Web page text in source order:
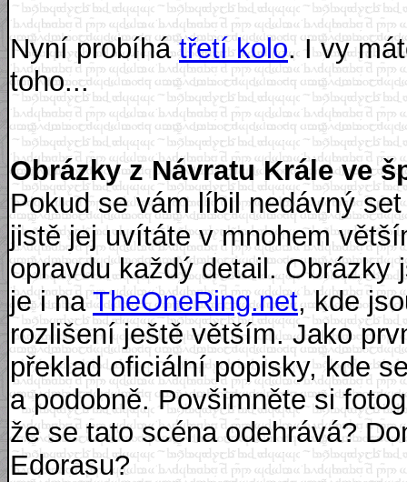
Nyní probíhátřetí kolo. I vy
toho...
Obrázky z Návratu Krále ve
Pokud se vám líbil nedávný
jistě jej uvítáte v mnohem
opravdu každý detail. Obrázky
je i naTheOneRing.net, kde
rozlišení ještě větším. Jako
překlad oficiální popisky, kde
a podobně. Povšimněte si
že se tato scéna odehrává?
Edorasu?